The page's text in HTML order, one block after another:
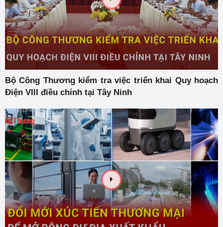
Bộ Công Thương kiểm tra việc triển khai Quy hoạch
Điện VIII điều chỉnh tại Tây Ninh